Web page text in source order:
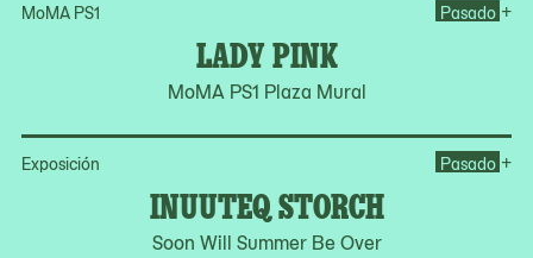
MoMA PS1
LADY PINK
MoMA PS1 Plaza Mural
Pasado +
Exposición
INUUTEQ STORCH
Soon Will Summer Be Over
Pasado +